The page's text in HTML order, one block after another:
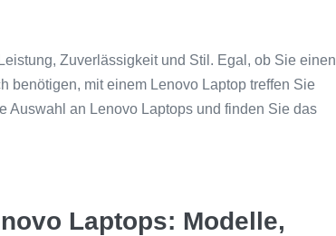
Zuverlässigkeit und Stil. Egal, ob Sie einen
benötigen, mit einem Lenovo Laptop treffen Sie
Auswahl an Lenovo Laptops und finden Sie das
Laptops: Modelle,